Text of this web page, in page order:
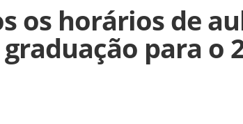
os horários de
para o